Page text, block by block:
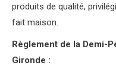
produits de qualité,
fait maison.
Règlement de la Demi-
Gironde :